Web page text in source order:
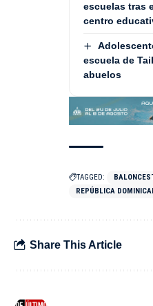
escuelas tras
centro
escuela de
abuelos
TAGGED:
REPÚBLICA
Share This Article